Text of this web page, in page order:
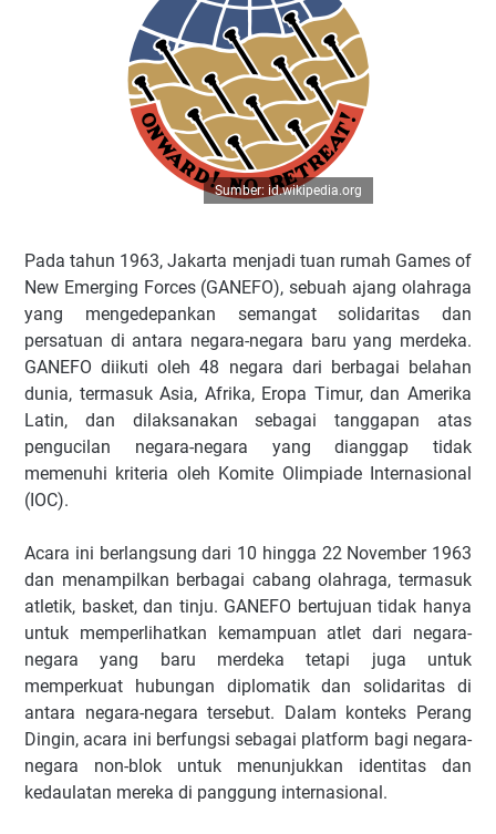
Sumber: id.wikipedia.org
Pada tahun 1963, Jakarta menjadi tuan rumah Games of
New Emerging Forces (GANEFO), sebuah ajang olahraga
yang mengedepankan semangat solidaritas dan
persatuan di antara negara-negara baru yang merdeka.
GANEFO diikuti oleh 48 negara dari berbagai belahan
dunia, termasuk Asia, Afrika, Eropa Timur, dan Amerika
Latin, dan dilaksanakan sebagai tanggapan atas
pengucilan negara-negara yang dianggap tidak
memenuhi kriteria oleh Komite Olimpiade Internasional
(IOC).
Acara ini berlangsung dari 10 hingga 22 November 1963
dan menampilkan berbagai cabang olahraga, termasuk
atletik, basket, dan tinju. GANEFO bertujuan tidak hanya
untuk memperlihatkan kemampuan atlet dari negara-
negara yang baru merdeka tetapi juga untuk
memperkuat hubungan diplomatik dan solidaritas di
antara negara-negara tersebut. Dalam konteks Perang
Dingin, acara ini berfungsi sebagai platform bagi negara-
negara non-blok untuk menunjukkan identitas dan
kedaulatan mereka di panggung internasional.